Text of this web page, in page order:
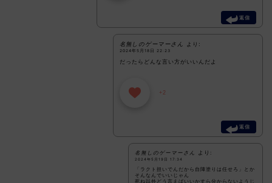
返信
名無しのゲーマーさん より:
2024年5月18日 22:23
だったらどんな言い方がいいんだよ
+2
返信
名無しのゲーマーさん より:
2024年5月19日 17:34
「ラクト担いでんだから自陣塗りは任せろ」とか
そんなんでいいじゃん
死ね以外どう言えばいいかすら分からないようじ